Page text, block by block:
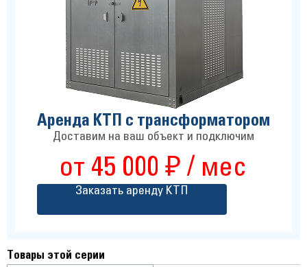
Аренда КТП с трансформатором
Доставим на ваш объект и подключим
от 45 000 ₽ / мес
Заказать аренду КТП
Товары этой серии